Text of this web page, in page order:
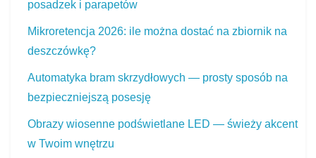
posadzek i parapetów
Mikroretencja 2026: ile można dostać na zbiornik na
deszczówkę?
Automatyka bram skrzydłowych — prosty sposób na
bezpieczniejszą posesję
Obrazy wiosenne podświetlane LED — świeży akcent
w Twoim wnętrzu